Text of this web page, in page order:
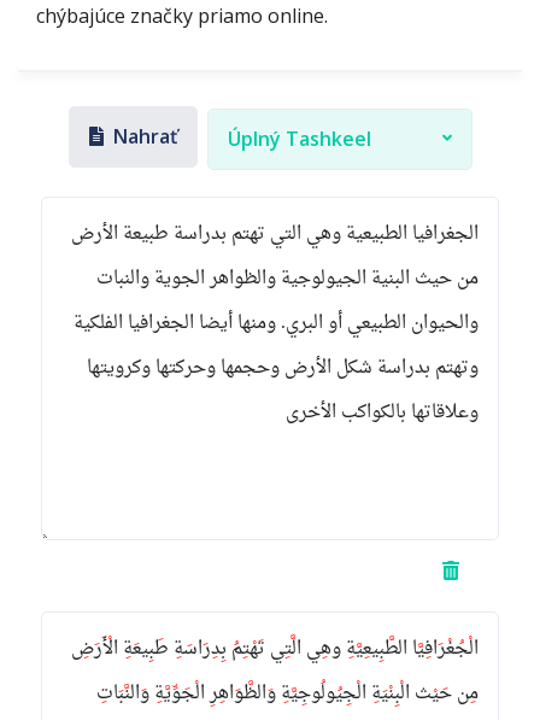
chýbajúce značky priamo online.
Nahrať Úplný Tashkeel
الْجُغْرَافِيَّا الطَّبِيعِيَّةِ وهِي الَّتِي تَهْتِمُ بِدِرَاسَةِ طَبِيعَةِ الْأَرَضِ
مِن حَيْث الْبِنْيَةِ الْجِيُولُوجِيَّةِ وَالظَّوَاهِرِ الْجَوِّيَّةِ وَالنَّبَاتِ